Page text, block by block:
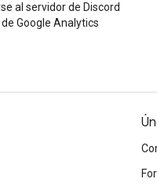
al servidor de Discord
de Google Analytics